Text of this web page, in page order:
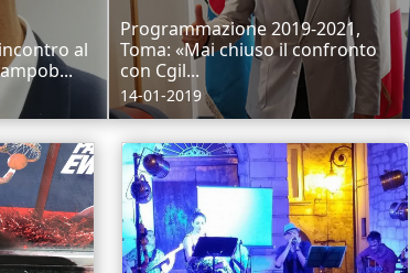
al
Programmazione 2019-2021,
Toma: «Mai chiuso il confronto
con Cgil...
14-01-2019